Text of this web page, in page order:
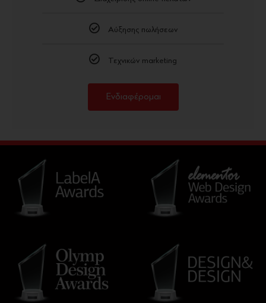
Αύξησης πωλήσεων
Τεχνικών marketing
Ενδιαφέρομαι